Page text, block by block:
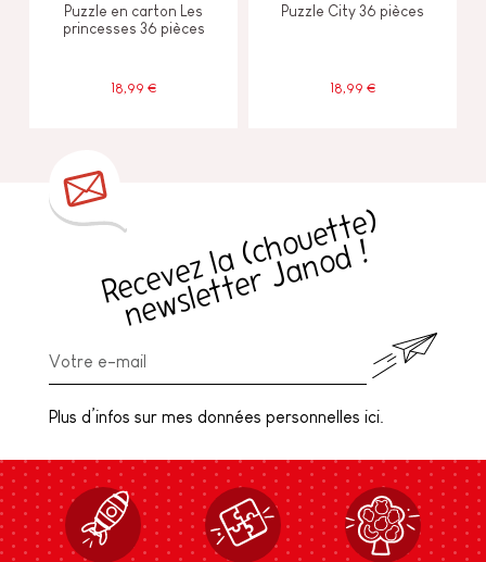
Puzzle en carton Les
princesses 36 pièces
18,99 €
Puzzle City 36 pièces
18,99 €
R
e
c
e
v
e
z
l
a
(
c
h
o
u
e
t
t
e
)
n
e
w
sl
e
t
t
e
r
J
a
n
o
d
!
Plus d’infos sur mes données personnelles ici.